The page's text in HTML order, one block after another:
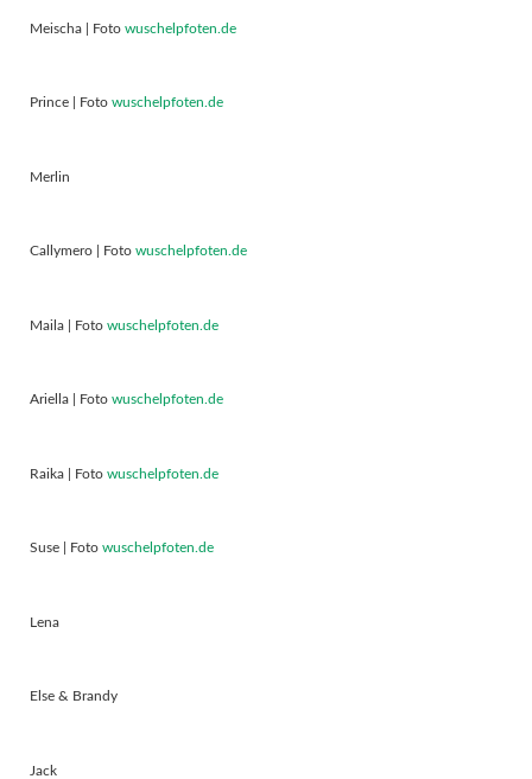
Meischa | Foto wuschelpfoten.de
Prince | Foto wuschelpfoten.de
Merlin
Callymero | Foto wuschelpfoten.de
Maila | Foto wuschelpfoten.de
Ariella | Foto wuschelpfoten.de
Raika | Foto wuschelpfoten.de
Suse | Foto wuschelpfoten.de
Lena
Else & Brandy
Jack